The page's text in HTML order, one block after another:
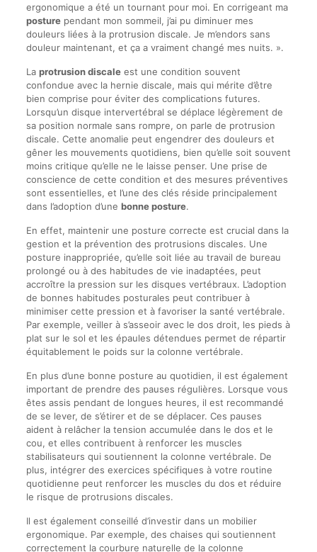
ergonomique a été un tournant pour moi. En corrigeant ma
posturependant mon sommeil, j’ai pu diminuer mes
douleurs liées à la protrusion discale. Je m’endors sans
douleur maintenant, et ça a vraiment changé mes nuits. ».
La protrusion discaleest une condition souvent
confondue avec la hernie discale, mais qui mérite d’être
bien comprise pour éviter des complications futures.
Lorsqu’un disque intervertébral se déplace légèrement de
sa position normale sans rompre, on parle de protrusion
discale. Cette anomalie peut engendrer des douleurs et
gêner les mouvements quotidiens, bien qu’elle soit souvent
moins critique qu’elle ne le laisse penser. Une prise de
conscience de cette condition et des mesures préventives
sont essentielles, et l’une des clés réside principalement
dans l’adoption d’une bonne posture.
En effet, maintenir une posture correcte est crucial dans la
gestion et la prévention des protrusions discales. Une
posture inappropriée, qu’elle soit liée au travail de bureau
prolongé ou à des habitudes de vie inadaptées, peut
accroître la pression sur les disques vertébraux. L’adoption
de bonnes habitudes posturales peut contribuer à
minimiser cette pression et à favoriser la santé vertébrale.
Par exemple, veiller à s’asseoir avec le dos droit, les pieds à
plat sur le sol et les épaules détendues permet de répartir
équitablement le poids sur la colonne vertébrale.
En plus d’une bonne posture au quotidien, il est également
important de prendre des pauses régulières. Lorsque vous
êtes assis pendant de longues heures, il est recommandé
de se lever, de s’étirer et de se déplacer. Ces pauses
aident à relâcher la tension accumulée dans le dos et le
cou, et elles contribuent à renforcer les muscles
stabilisateurs qui soutiennent la colonne vertébrale. De
plus, intégrer des exercices spécifiques à votre routine
quotidienne peut renforcer les muscles du dos et réduire
le risque de protrusions discales.
Il est également conseillé d’investir dans un mobilier
ergonomique. Par exemple, des chaises qui soutiennent
correctement la courbure naturelle de la colonne